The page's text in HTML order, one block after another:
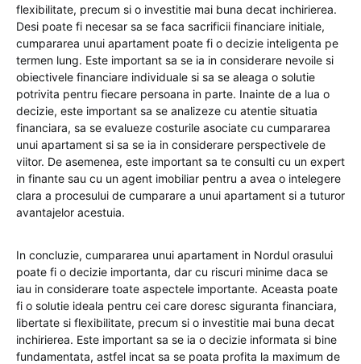
flexibilitate, precum si o investitie mai buna decat inchirierea.
Desi poate fi necesar sa se faca sacrificii financiare initiale,
cumpararea unui apartament poate fi o decizie inteligenta pe
termen lung. Este important sa se ia in considerare nevoile si
obiectivele financiare individuale si sa se aleaga o solutie
potrivita pentru fiecare persoana in parte. Inainte de a lua o
decizie, este important sa se analizeze cu atentie situatia
financiara, sa se evalueze costurile asociate cu cumpararea
unui apartament si sa se ia in considerare perspectivele de
viitor. De asemenea, este important sa te consulti cu un expert
in finante sau cu un agent imobiliar pentru a avea o intelegere
clara a procesului de cumparare a unui apartament si a tuturor
avantajelor acestuia.
In concluzie, cumpararea unui apartament in Nordul orasului
poate fi o decizie importanta, dar cu riscuri minime daca se
iau in considerare toate aspectele importante. Aceasta poate
fi o solutie ideala pentru cei care doresc siguranta financiara,
libertate si flexibilitate, precum si o investitie mai buna decat
inchirierea. Este important sa se ia o decizie informata si bine
fundamentata, astfel incat sa se poata profita la maximum de